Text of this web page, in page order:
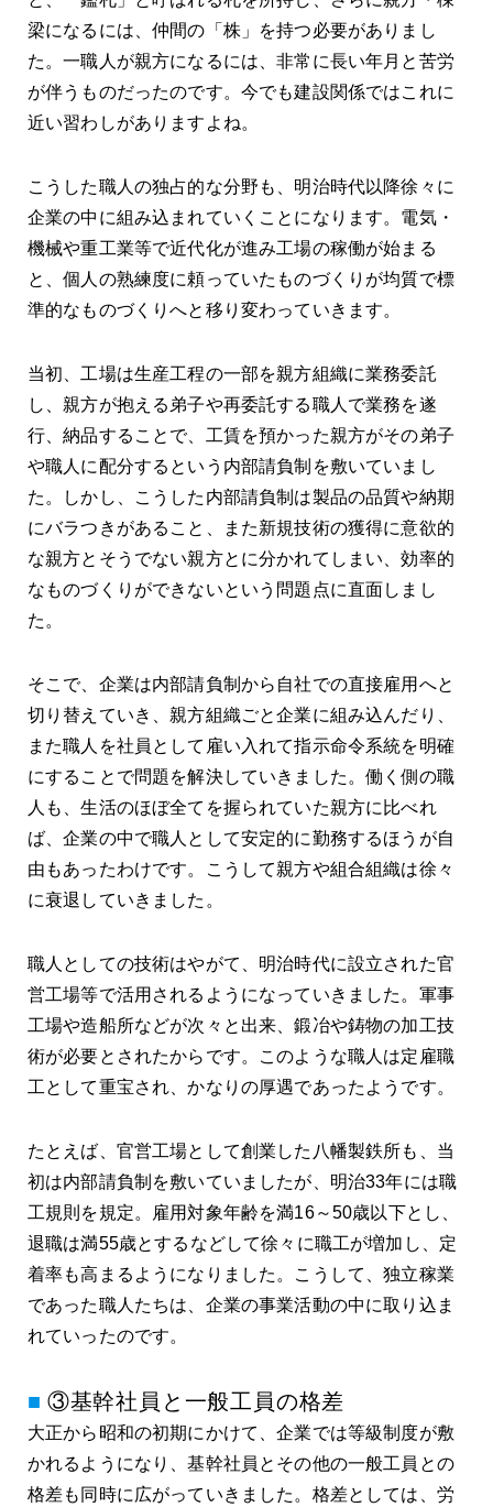
梁になるには、仲間の「株」を持つ必要がありまし
た。一職人が親方になるには、非常に長い年月と苦労
が伴うものだったのです。今でも建設関係ではこれに
近い習わしがありますよね。
こうした職人の独占的な分野も、明治時代以降徐々に
企業の中に組み込まれていくことになります。電気・
機械や重工業等で近代化が進み工場の稼働が始まる
と、個人の熟練度に頼っていたものづくりが均質で標
準的なものづくりへと移り変わっていきます。
当初、工場は生産工程の一部を親方組織に業務委託
し、親方が抱える弟子や再委託する職人で業務を遂
行、納品することで、工賃を預かった親方がその弟子
や職人に配分するという内部請負制を敷いていまし
た。しかし、こうした内部請負制は製品の品質や納期
にバラつきがあること、また新規技術の獲得に意欲的
な親方とそうでない親方とに分かれてしまい、効率的
なものづくりができないという問題点に直面しまし
た。
そこで、企業は内部請負制から自社での直接雇用へと
切り替えていき、親方組織ごと企業に組み込んだり、
また職人を社員として雇い入れて指示命令系統を明確
にすることで問題を解決していきました。働く側の職
人も、生活のほぼ全てを握られていた親方に比べれ
ば、企業の中で職人として安定的に勤務するほうが自
由もあったわけです。こうして親方や組合組織は徐々
に衰退していきました。
職人としての技術はやがて、明治時代に設立された官
営工場等で活用されるようになっていきました。軍事
工場や造船所などが次々と出来、鍛冶や鋳物の加工技
術が必要とされたからです。このような職人は定雇職
工として重宝され、かなりの厚遇であったようです。
たとえば、官営工場として創業した八幡製鉄所も、当
初は内部請負制を敷いていましたが、明治33年には職
工規則を規定。雇用対象年齢を満16～50歳以下とし、
退職は満55歳とするなどして徐々に職工が増加し、定
着率も高まるようになりました。こうして、独立稼業
であった職人たちは、企業の事業活動の中に取り込ま
れていったのです。
③基幹社員と一般工員の格差
大正から昭和の初期にかけて、企業では等級制度が敷
かれるようになり、基幹社員とその他の一般工員との
格差も同時に広がっていきました。格差としては、労